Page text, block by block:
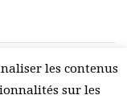
les contenus
sur les